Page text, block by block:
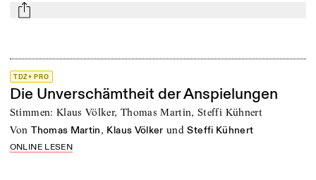
mail
TDZ+ PRO
Die Unverschämtheit der Anspielungen
Stimmen: Klaus Völker, Thomas Martin, Steffi Kühnert
von Thomas Martin, Klaus Völker und Steffi Kühnert
ONLINE LESEN